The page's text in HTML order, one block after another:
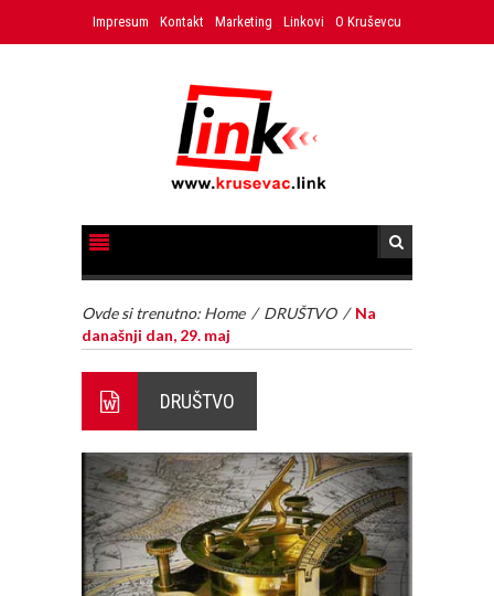
Impresum Kontakt Marketing Linkovi O Kruševcu
Ovde si trenutno: Home / DRUŠTVO / Na
današnji dan, 29. maj
DRUŠTVO